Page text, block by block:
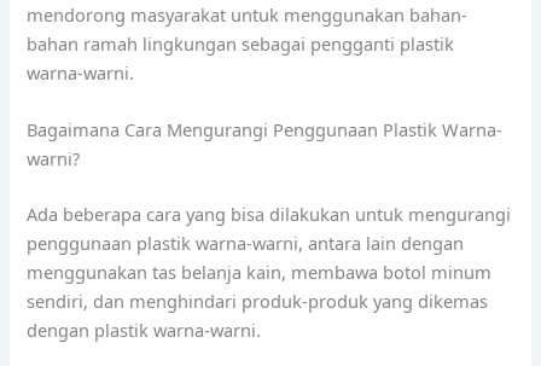
mendorong masyarakat untuk menggunakan bahan-
bahan ramah lingkungan sebagai pengganti plastik
warna-warni.
Bagaimana Cara Mengurangi Penggunaan Plastik Warna-
warni?
Ada beberapa cara yang bisa dilakukan untuk mengurangi
penggunaan plastik warna-warni, antara lain dengan
menggunakan tas belanja kain, membawa botol minum
sendiri, dan menghindari produk-produk yang dikemas
dengan plastik warna-warni.